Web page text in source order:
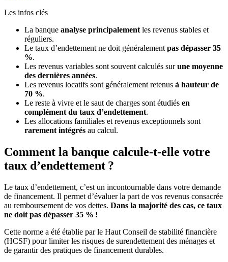
Les infos clés
La banque analyse principalement les revenus stables et
réguliers.
Le taux d’endettement ne doit généralement pas dépasser 35
%.
Les revenus variables sont souvent calculés surune moyenne
des dernières années.
Les revenus locatifs sont généralement retenus à hauteur de
70 %.
Le reste à vivre et le saut de charges sont étudiés en
complément du taux d’endettement.
Les allocations familiales et revenus exceptionnels sont
rarement intégrés au calcul.
Comment la banque calcule-t-elle votre
taux d’endettement ?
Le taux d’endettement, c’est un incontournable dans votre demande
de financement. Il permet d’évaluer la part de vos revenus consacrée
au remboursement de vos dettes. Dans la majorité des cas, ce taux
ne doit pas dépasser 35 % !
Cette norme a été établie par le Haut Conseil de stabilité financière
(HCSF) pour limiter les risques de surendettement des ménages et
de garantir des pratiques de financement durables.